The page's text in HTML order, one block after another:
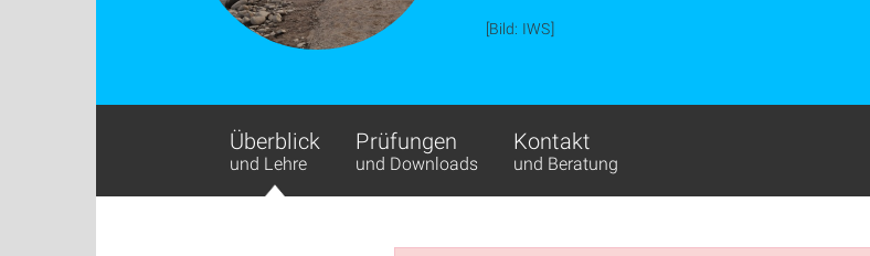
[Bild: IWS]
Überblick
und Lehre
Prüfungen
und Downloads
Kontakt
und Beratung